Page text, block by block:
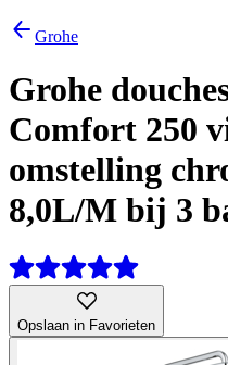
Grohe
Grohe
Comfort 250
omstelling
8,0L/M bij 3
Opslaan in Favorieten